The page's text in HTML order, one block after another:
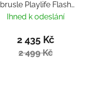
brusle Playlife Flash
Pink nastavitelné
Ihned k odeslání
2 435 Kč
2 499 Kč